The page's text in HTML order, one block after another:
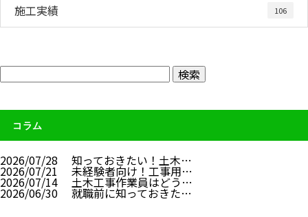
施工実績 106
コラム
2026/07/28 知っておきたい！土木…
2026/07/21 未経験者向け！工事用…
2026/07/14 土木工事作業員はどう…
2026/06/30 就職前に知っておきた…